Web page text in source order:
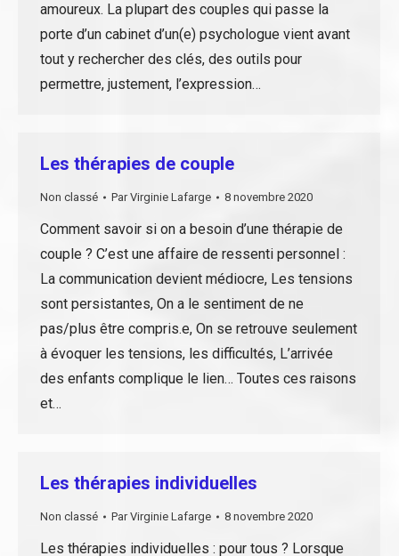
amoureux. La plupart des couples qui passe la
porte d’un cabinet d’un(e) psychologue vient avant
tout y rechercher des clés, des outils pour
permettre, justement, l’expression…
Les thérapies de couple
Non classé ParVirginie Lafarge 8 novembre 2020
Comment savoir si on a besoin d’une thérapie de
couple ? C’est une affaire de ressenti personnel :
La communication devient médiocre, Les tensions
sont persistantes, On a le sentiment de ne
pas/plus être compris.e, On se retrouve seulement
à évoquer les tensions, les difficultés, L’arrivée
des enfants complique le lien… Toutes ces raisons
et…
Les thérapies individuelles
Non classé ParVirginie Lafarge 8 novembre 2020
Les thérapies individuelles : pour tous ? Lorsque